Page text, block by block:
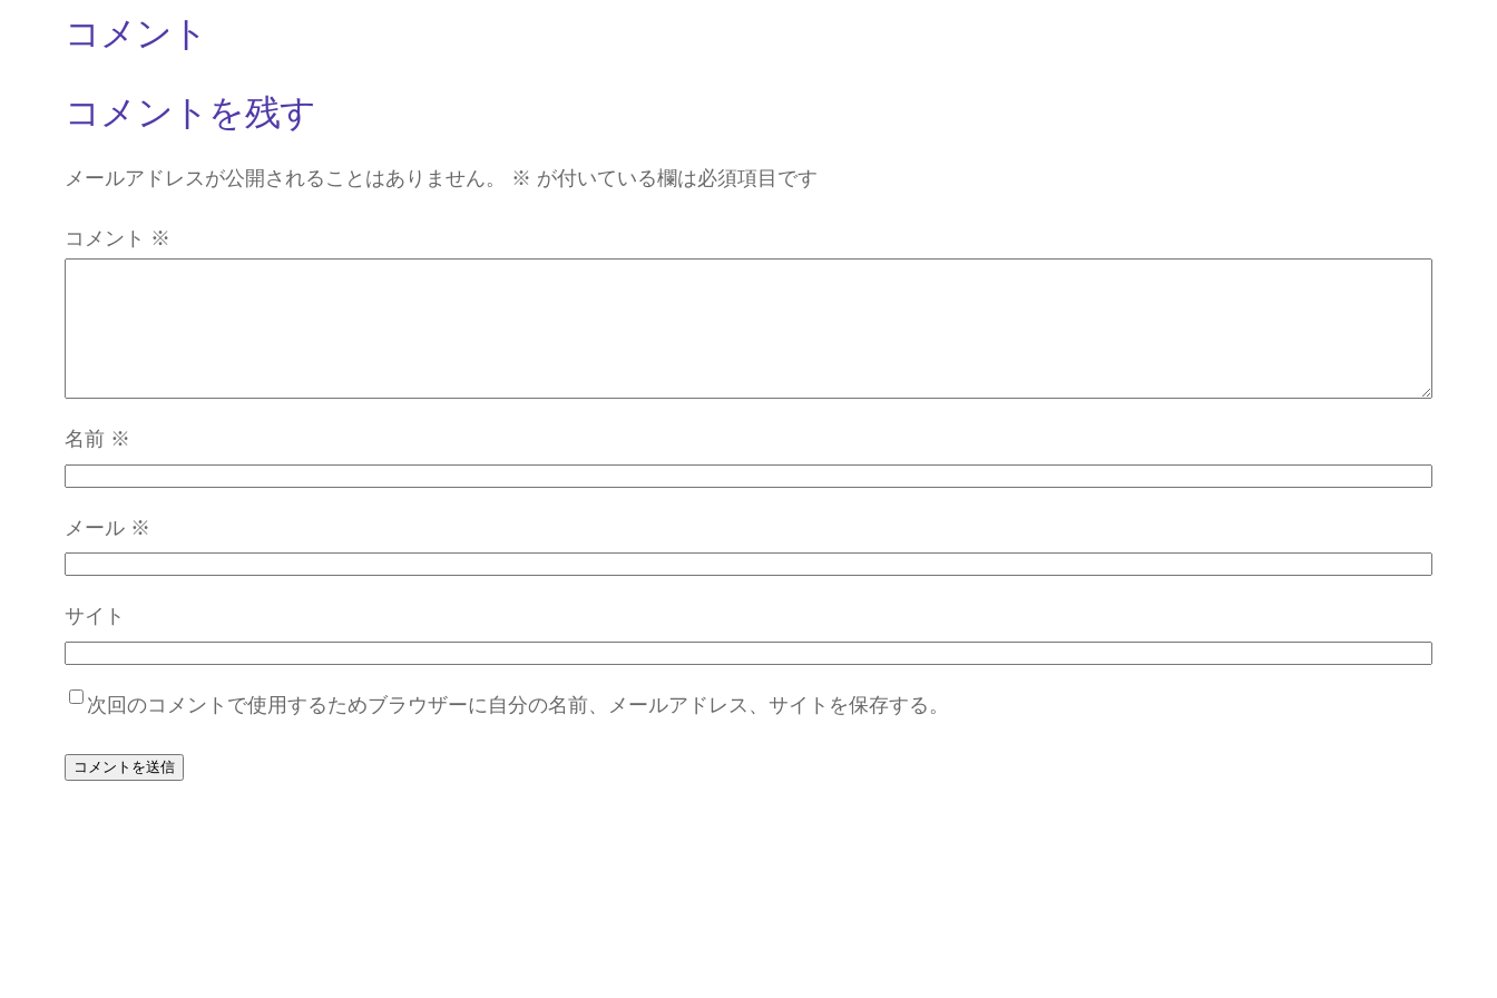
コメント
コメントを残す
メールアドレスが公開されることはありません。 ※ が付いている欄は必須項目です
コメント ※
名前 ※
メール ※
サイト
次回のコメントで使用するためブラウザーに自分の名前、メールアドレス、サイトを保存する。